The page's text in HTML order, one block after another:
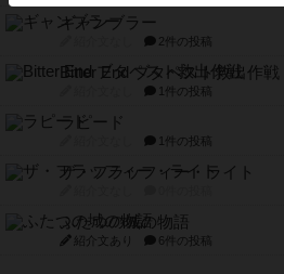
ギャンブラー
2件の投稿
Bitter End ブタペスト救出作戦
1件の投稿
ラピード
1件の投稿
ザ・フラッフィー・ライト
ふたつの城の物語
紹介文あり 6件の投稿